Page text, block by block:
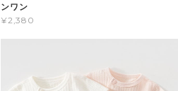
ンワン
¥2,380